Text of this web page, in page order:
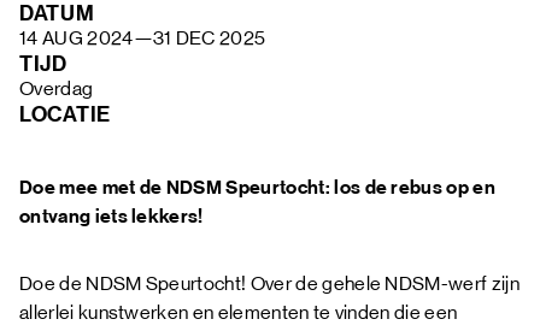
FAQ
DATUM
14 AUG 2024—31 DEC 2025
TIJD
Overdag
LOCATIE
Doe mee met de NDSM Speurtocht: los de rebus op en
ontvang iets lekkers!
Doe de NDSM Speurtocht! Over de gehele NDSM-werf zijn
allerlei kunstwerken en elementen te vinden die een